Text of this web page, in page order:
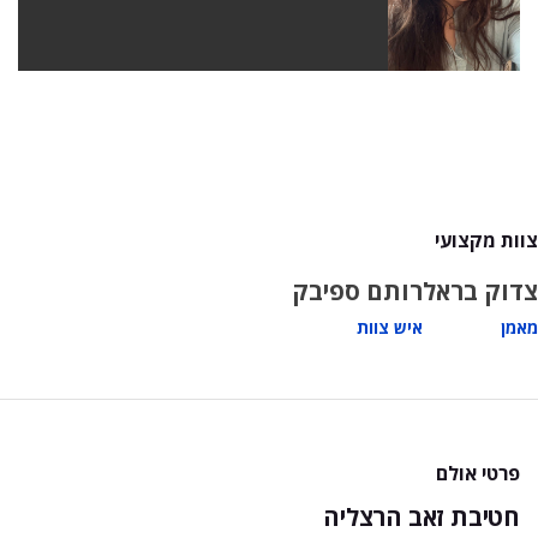
צוות מקצועי
צדוק בראל
מאמן
רותם ספיבק
איש צוות
פרטי אולם
חטיבת זאב הרצליה